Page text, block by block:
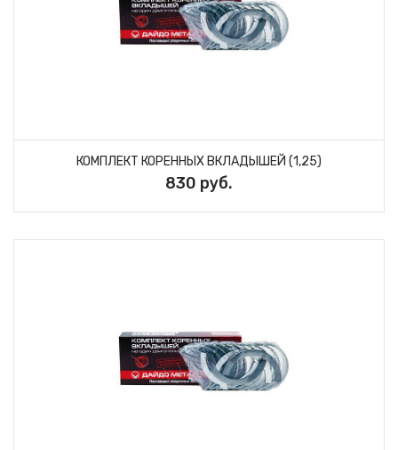
КОМПЛЕКТ КОРЕННЫХ ВКЛАДЫШЕЙ (1,25)
830 руб.